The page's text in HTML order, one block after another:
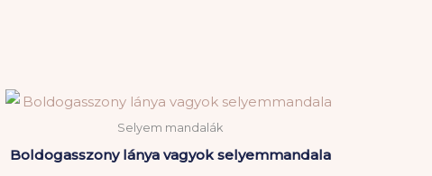
Selyem mandalák
Boldogasszony lánya vagyok selyemmandala